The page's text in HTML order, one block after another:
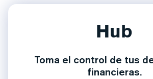
Hub
Toma el control de tus
financieras.